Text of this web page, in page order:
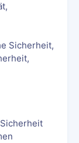
Sicherheit,